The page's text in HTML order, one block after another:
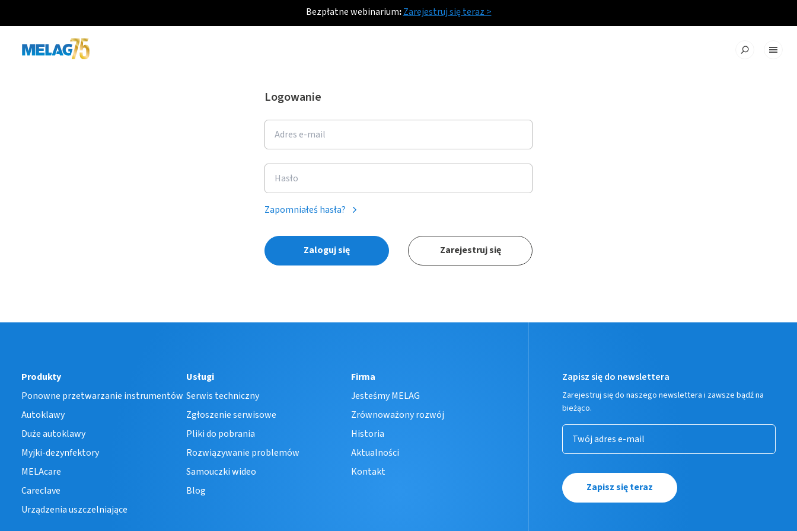
Bezpłatne webinarium:Zarejestruj się teraz >
Logowanie
Zapomniałeś hasła?
Zaloguj się Zarejestruj się
Zapisz się do newslettera
Zarejestruj się do naszego newslettera i zawsze bądź na
bieżąco.
Zapisz się teraz
Produkty
Ponowne przetwarzanie instrumentów
Autoklawy
Duże autoklawy
Myjki-dezynfektory
MELAcare
Careclave
Urządzenia uszczelniające
Usługi
Serwis techniczny
Zgłoszenie serwisowe
Pliki do pobrania
Rozwiązywanie problemów
Samouczki wideo
Blog
Firma
Jesteśmy MELAG
Zrównoważony rozwój
Historia
Aktualności
Kontakt